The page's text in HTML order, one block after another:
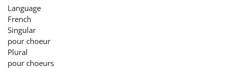
Dansk
Deutsch
Language
French
Singular
pour choeur
Plural
pour choeurs